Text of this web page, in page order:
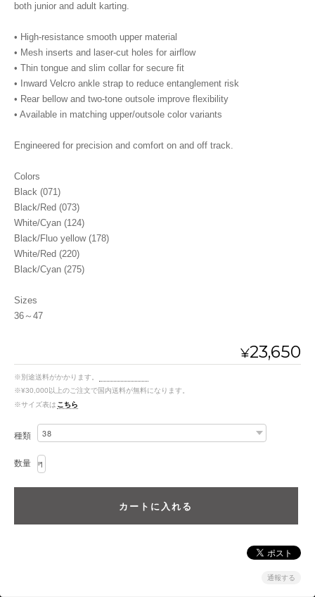
both junior and adult karting.
• High-resistance smooth upper material
• Mesh inserts and laser-cut holes for airflow
• Thin tongue and slim collar for secure fit
• Inward Velcro ankle strap to reduce entanglement risk
• Rear bellow and two-tone outsole improve flexibility
• Available in matching upper/outsole color variants
Engineered for precision and comfort on and off track.
Colors
Black (071)
Black/Red (073)
White/Cyan (124)
Black/Fluo yellow (178)
White/Red (220)
Black/Cyan (275)
Sizes
36～47
¥23,650
※別途送料がかかります。
※¥30,000以上のご注文で国内送料が無料になります。
※サイズ表は こちら
種類
数量
通報する